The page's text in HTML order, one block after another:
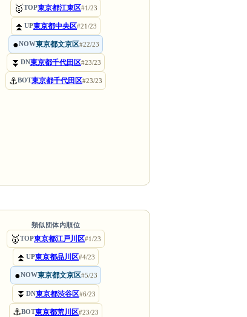
🥇TOP東京都江東区#1/23
⏫ UP東京都中央区#21/23
●NOW東京都文京区#22/23
⏬ DN東京都千代田区#23/23
⚓BOT東京都千代田区#23/23
類似団体内順位
🥇TOP東京都江戸川区#1/23
⏫ UP東京都品川区#4/23
●NOW東京都文京区#5/23
⏬ DN東京都渋谷区#6/23
⚓BOT東京都荒川区#23/23